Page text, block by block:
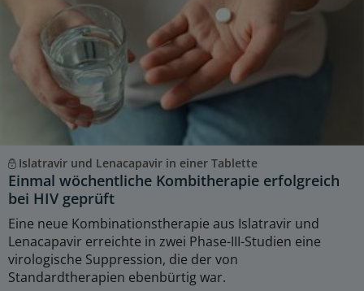
Islatravir und Lenacapavir in einer Tablette
Einmal wöchentliche Kombitherapie erfolgreich
bei HIV geprüft
Eine neue Kombinationstherapie aus Islatravir und
Lenacapavir erreichte in zwei Phase-III-Studien eine
virologische Suppression, die der von
Standardtherapien ebenbürtig war.